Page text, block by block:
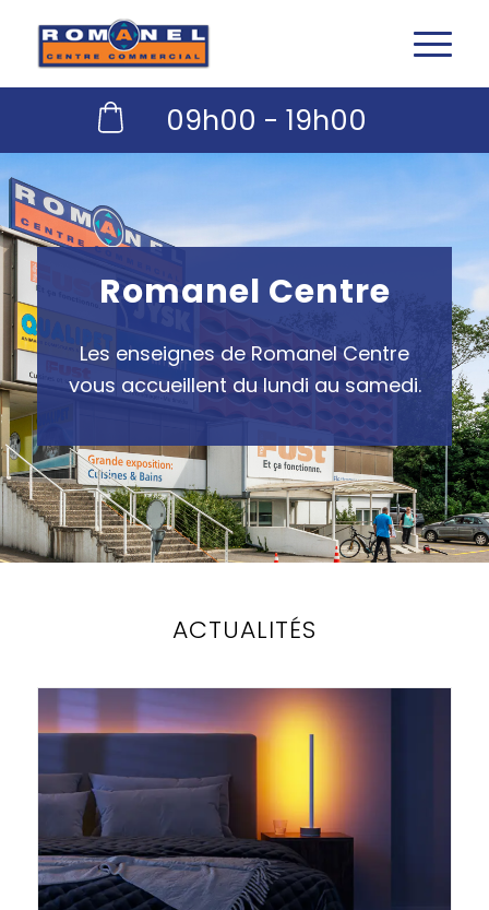
09h00 - 19h00
Romanel Centre
Les enseignes de Romanel Centre
vous accueillent du lundi au samedi.
ACTUALITÉS